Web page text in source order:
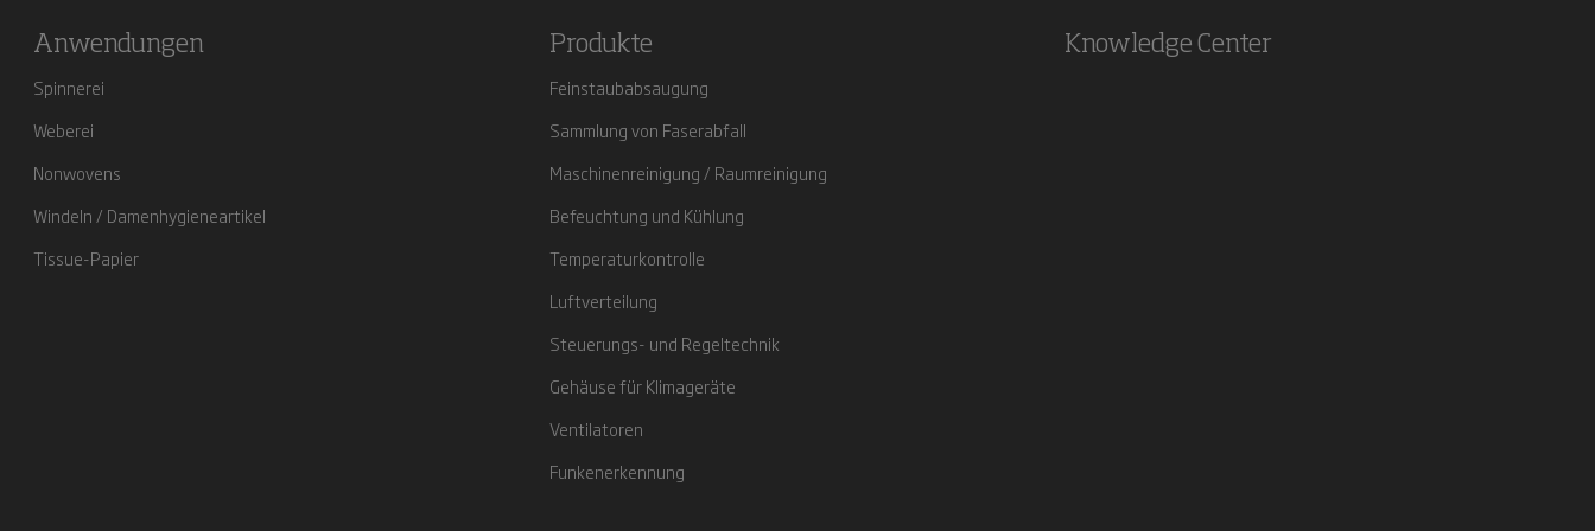
Anwendungen
Spinnerei
Weberei
Nonwovens
Windeln / Damenhygieneartikel
Tissue-Papier
Produkte
Feinstaubabsaugung
Sammlung von Faserabfall
Maschinenreinigung / Raumreinigung
Befeuchtung und Kühlung
Temperaturkontrolle
Luftverteilung
Steuerungs- und Regeltechnik
Gehäuse für Klimageräte
Ventilatoren
Funkenerkennung
Knowledge Center